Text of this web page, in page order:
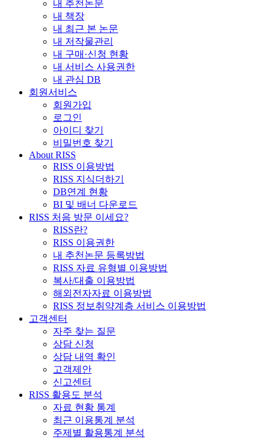
내 추천논문
내 책장
내 최근 본 논문
내 저작물관리
내 구매·신청 현황
내 서비스 사용권한
내 관심 DB
회원서비스
회원가입
로그인
아이디 찾기
비밀번호 찾기
About RISS
RISS 이용방법
RISS 지식더하기
DB연계 현황
BI 및 배너 다운로드
RISS 처음 방문 이세요?
RISS란?
RISS 이용권한
내 추천논문 등록방법
RISS 자료 유형별 이용방법
복사/대출 이용방법
해외전자자료 이용방법
RISS 정보취약계층 서비스 이용방법
고객센터
자주 찾는 질문
상담 신청
상담 내역 확인
고객제안
신고센터
RISS 활용도 분석
자료 현황 통계
최근 이용통계 분석
주제별 활용통계 분석